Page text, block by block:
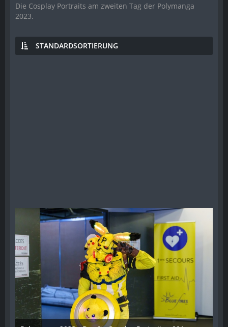
Die Cosplay Portraits am zweiten Tag der Polymanga
2023.
STANDARDSORTIERUNG